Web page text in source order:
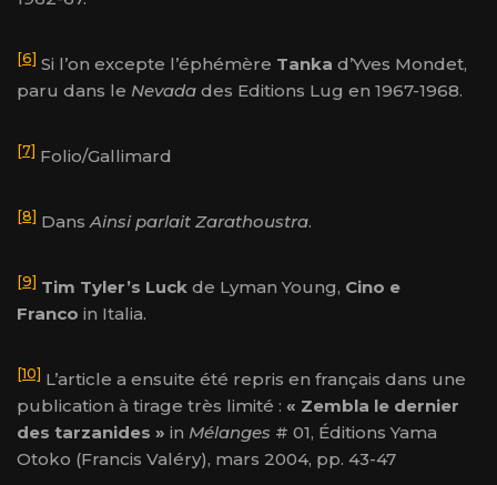
[6] Si l’on excepte l’éphémère Tanka d’Yves Mondet,
paru dans le Nevada des Editions Lug en 1967-1968.
[7] Folio/Gallimard
[8] DansAinsi parlait Zarathoustra.
[9] Tim Tyler’s Luck de Lyman Young, Cino e
Franco in Italia.
[10] L’article a ensuite été repris en français dans une
publication à tirage très limité : « Zembla le dernier
des tarzanides » in Mélanges # 01, Éditions Yama
Otoko (Francis Valéry), mars 2004, pp. 43-47